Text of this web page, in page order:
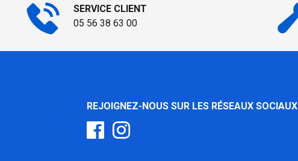
SERVICE CLIENT
05 56 38 63 00
REJOIGNEZ-NOUS SUR LES RÉSEAUX SOCIAUX